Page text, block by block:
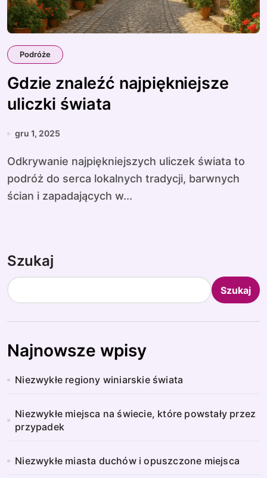
Podróże
Gdzie znaleźć najpiękniejsze
uliczki świata
gru 1, 2025
Odkrywanie najpiękniejszych uliczek świata to
podróż do serca lokalnych tradycji, barwnych
ścian i zapadających w...
Szukaj
Szukaj
Najnowsze wpisy
Niezwykłe regiony winiarskie świata
Niezwykłe miejsca na świecie, które powstały przez
przypadek
Niezwykłe miasta duchów i opuszczone miejsca